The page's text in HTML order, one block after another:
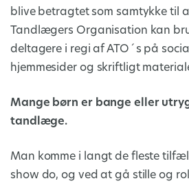
blive betragtet som samtykke til
Tandlægers Organisation kan
deltagere i regi af ATO´s på
hjemmesider og skriftligt
Mange børn er bange eller
tandlæge.
Man komme i langt de fleste
show do, og ved at gå stille og